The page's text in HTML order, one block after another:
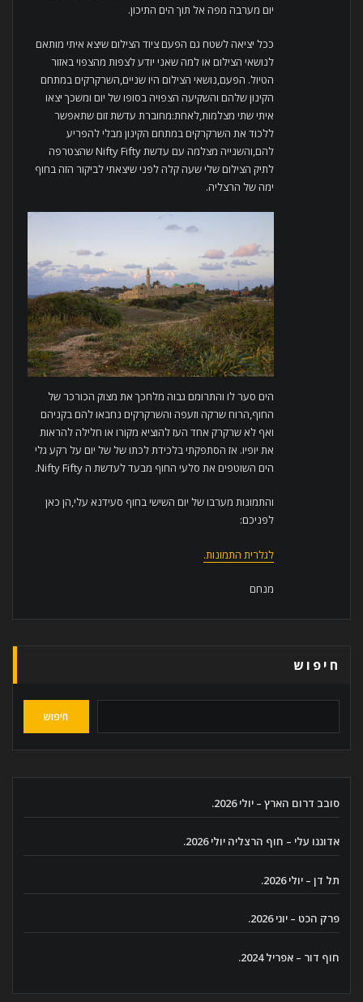
יום מערבה מפה אל תוך הים התיכון.
ככל יציאה לשטח גם הפעם ציוד הצילום שיצא איתי מותאם
לנושאי הצילום או למה שאני יודע לצפות מהצפוי באזור
הטיול. הפעם,נושאי הצילום היו שניים,השרקרקים במתחם
הקינון שלהם והשקיעה הצפויה בסופו של יום ומשכך יצאו
איתי שתי מצלמות,לאחת:מחוברת עדשת זום שתאפשר
ללכוד את השרקרקים במתחם הקינון מבלי להפריע
להם,והשנייה מצלמה עם עדשת Nifty Fifty שהצטרפה
לתיק הצילום שלי שעה קלה לפני שיצאתי לביקור הזה בחוף
ימה של הרצליה.
הים סער לו והתרומם גבוה מלחכך את מצוק הכורכר של
החוף,הרוח שרקה וזעפה והשרקרקים נחבאו להם בקניהם
ואף לא שרקרק אחד העז להוציא מקורו או חלילה להראות
את יופיו. אז הסתפקתי בלכידת לכתו של של יום על רקע גלי
הים השוטפים את סלעי החוף מבעד לעדשת ה Nifty Fifty.
והתמונות מערבו של יום השישי בחוף סעידנא עלי,הן כאן
לפניכם:
לגלרית התמונות.
מנחם
חיפוש
חיפוש
סובב דרום הארץ – יולי 2026.
אדוננו עלי – חוף הרצליה יולי 2026.
תל דן – יולי 2026.
פרק הכט – יוני 2026.
חוף דור – אפריל 2024.